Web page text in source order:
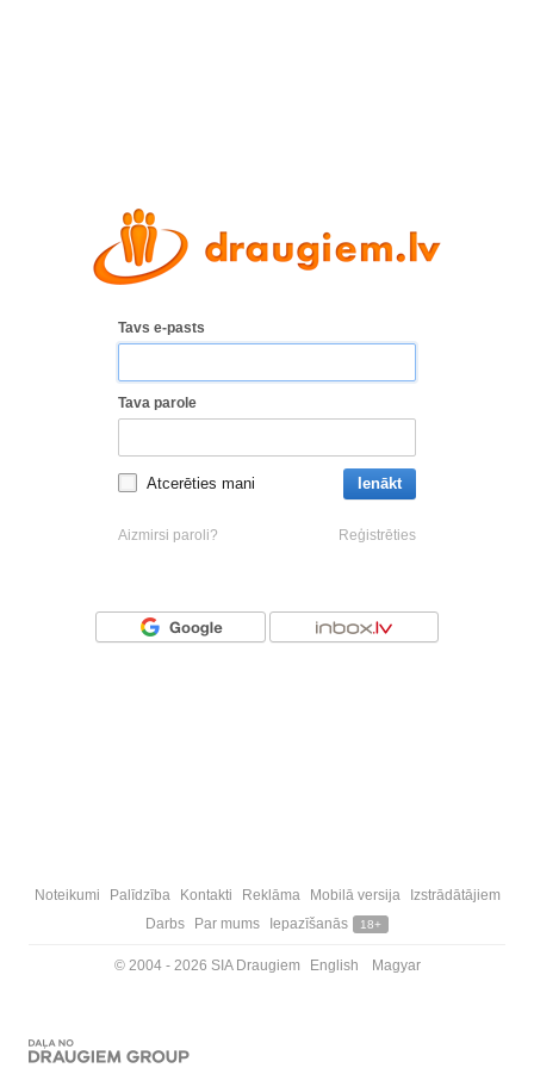
Tavs e-pasts
Tava parole
Atcerēties mani Ienākt
Aizmirsi paroli? Reģistrēties
Noteikumi Palīdzība Kontakti Reklāma Mobilā versija
Izstrādātājiem
Darbs
Par mums Iepazīšanās 18+
© 2004 - 2026 SIA Draugiem English Magyar